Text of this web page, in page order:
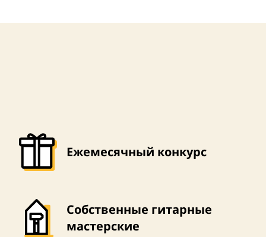
Ежемесячный конкурс
Собственные гитарные
мастерские